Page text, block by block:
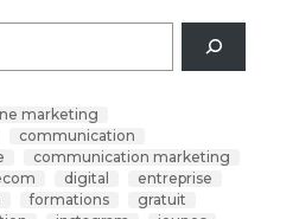
marketing
communication
communication marketing
digital
entreprise
formations
gratuit